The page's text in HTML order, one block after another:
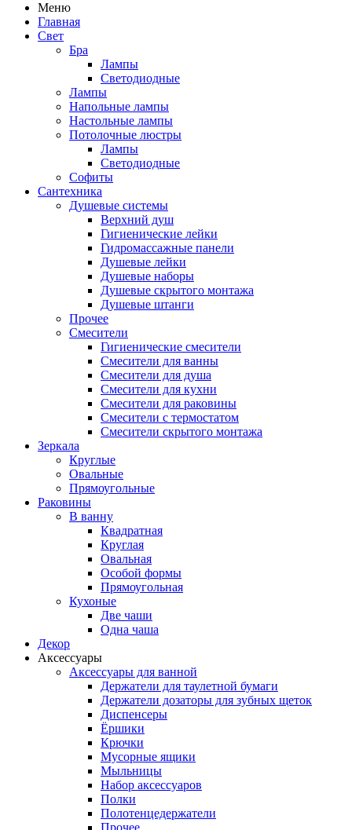
Меню
Главная
Свет
Бра
Лампы
Светодиодные
Лампы
Напольные лампы
Настольные лампы
Потолочные люстры
Лампы
Светодиодные
Софиты
Сантехника
Душевые системы
Верхний душ
Гигиенические лейки
Гидромассажные панели
Душевые лейки
Душевые наборы
Душевые скрытого монтажа
Душевые штанги
Прочее
Смесители
Гигиенические смесители
Смесители для ванны
Смесители для душа
Смесители для кухни
Смесители для раковины
Смесители с термостатом
Смесители скрытого монтажа
Зеркала
Круглые
Овальные
Прямоугольные
Раковины
В ванну
Квадратная
Круглая
Овальная
Особой формы
Прямоугольная
Кухоные
Две чаши
Одна чаша
Декор
Аксессуары
Аксессуары для ванной
Держатели для таулетной бумаги
Держатели дозаторы для зубных щеток
Диспенсеры
Ёршики
Крючки
Мусорные ящики
Мыльницы
Набор аксессуаров
Полки
Полотенцедержатели
Прочее